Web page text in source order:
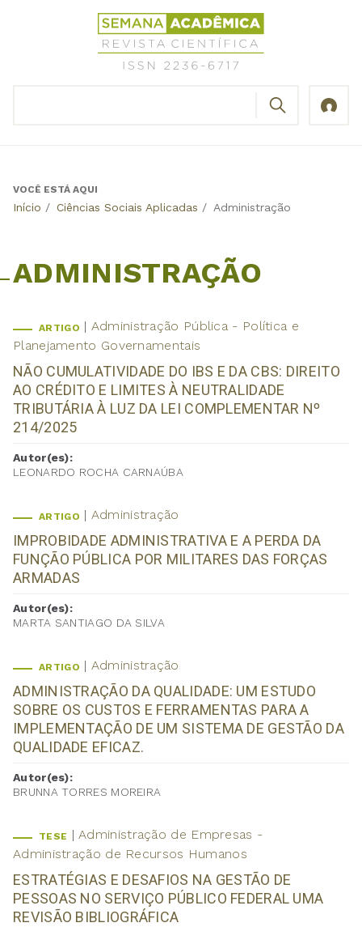
Revista
Científica
Semana
Back
VOCÊ ESTÁ AQUI
Início / Ciências Sociais Aplicadas / Administração
ADMINISTRAÇÃO
ARTIGO
Administração Pública - Política e
Planejamento Governamentais
NÃO CUMULATIVIDADE DO IBS E DA CBS: DIREITO
AO CRÉDITO E LIMITES À NEUTRALIDADE
TRIBUTÁRIA À LUZ DA LEI COMPLEMENTAR Nº
214/2025
Autor(es):
LEONARDO ROCHA CARNAÚBA
ARTIGO Administração
IMPROBIDADE ADMINISTRATIVA E A PERDA DA
FUNÇÃO PÚBLICA POR MILITARES DAS FORÇAS
ARMADAS
Autor(es):
MARTA SANTIAGO DA SILVA
ARTIGO Administração
ADMINISTRAÇÃO DA QUALIDADE: UM ESTUDO
SOBRE OS CUSTOS E FERRAMENTAS PARA A
IMPLEMENTAÇÃO DE UM SISTEMA DE GESTÃO DA
QUALIDADE EFICAZ.
Autor(es):
BRUNNA TORRES MOREIRA
TESE
Administração de Empresas -
Administração de Recursos Humanos
ESTRATÉGIAS E DESAFIOS NA GESTÃO DE
PESSOAS NO SERVIÇO PÚBLICO FEDERAL UMA
REVISÃO BIBLIOGRÁFICA